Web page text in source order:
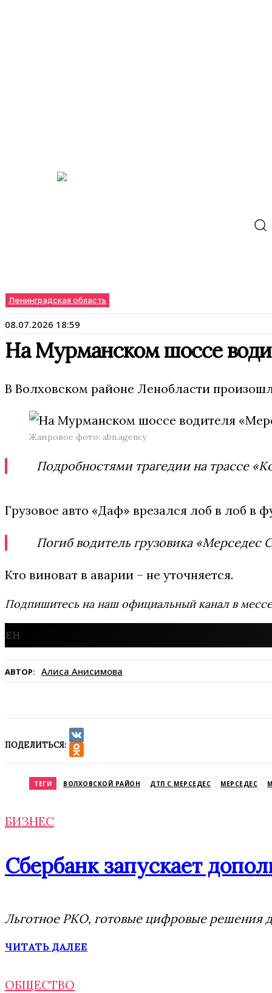
Ленинградская область
08.07.2026 18:59
На Мурманском шоссе
В Волховском районе Ленобласти
Жанровое фото: abn.agency
Подробностями трагедии на трассе
Грузовое авто «Даф» врезался лоб в лоб в
Погиб водитель грузовика «Мерседес
Кто виноват в аварии – не уточняется.
Подпишитесь на наш официальный канал в
АВТОР: Алиса Анисимова
ПОДЕЛИТЬСЯ:
VK
ТЕГИ ВОЛХОВСКОЙ РАЙОН ДТП С МЕРСЕДЕС МЕРСЕДЕС
БИЗНЕС
Сбербанк запускает
Льготное РКО, готовые цифровые решения
ЧИТАТЬ ДАЛЕЕ
ОБЩЕСТВО